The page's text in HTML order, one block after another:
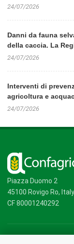
24/07/2026
Danni da fauna
della caccia. La
24/07/2026
Interventi di
agricoltura e
24/07/2026
Piazza Duomo 2
45100 Rovigo Ro, Italy
CF 80001240292